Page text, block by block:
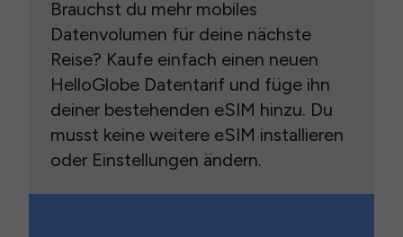
Brauchst du mehr mobiles
Datenvolumen für deine nächste
Reise? Kaufe einfach einen neuen
HelloGlobe Datentarif und füge ihn
deiner bestehenden eSIM hinzu. Du
musst keine weitere eSIM installieren
oder Einstellungen ändern.